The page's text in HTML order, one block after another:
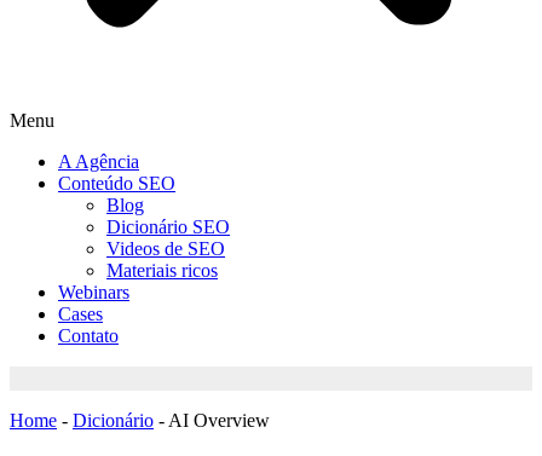
Menu
A Agência
Conteúdo SEO
Blog
Dicionário SEO
Videos de SEO
Materiais ricos
Webinars
Cases
Contato
Home - Dicionário -AI Overview